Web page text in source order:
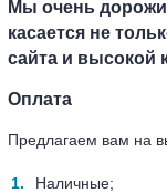
Мы очень
касается не
сайта и высокой
Оплата
Предлагаем вам на
Наличные;